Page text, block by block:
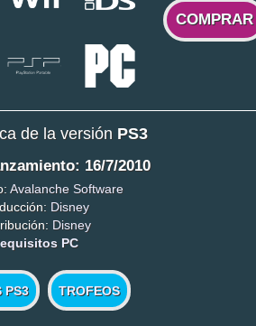
COMPRAR
de la versión PS3
16/7/2010
Avalanche Software
Disney
Disney
PC
PS3 TROFEOS